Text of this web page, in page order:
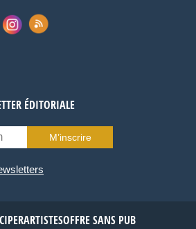
ÉDITORIALE
M’inscrire
ARTISTESOFFRE SANS PUB